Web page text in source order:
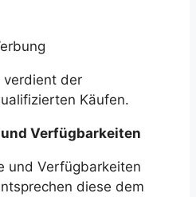
verdient der
Käufen.
Verfügbarkeiten
und Verfügbarkeiten
diese dem